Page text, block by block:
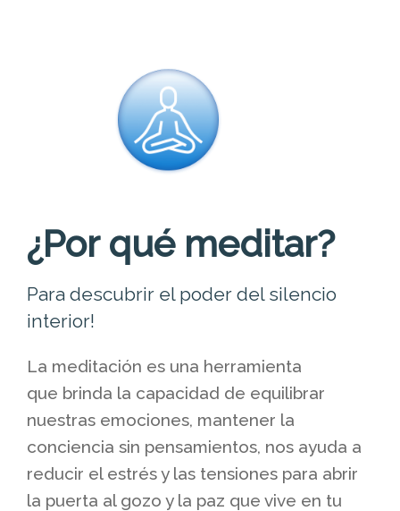
¿Por qué meditar?
Para descubrir el poder del silencio
interior!
La meditación es una herramienta
que brinda la capacidad de equilibrar
nuestras emociones, mantener la
conciencia sin pensamientos, nos ayuda a
reducir el estrés y las tensiones para abrir
la puerta al gozo y la paz que vive en tu